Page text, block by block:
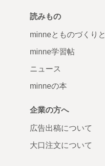
読みもの
minneとものづくりと
minne学習帖
ニュース
minneの本
企業の方へ
広告出稿について
大口注文について